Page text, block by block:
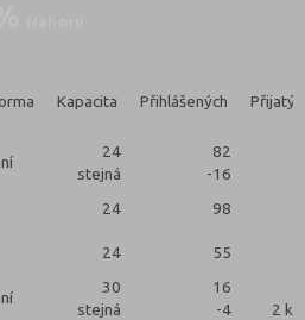
Kapacita Přihlášených
24
stejná
82
-16
24 98
24 55
30
stejná
16
-4
2